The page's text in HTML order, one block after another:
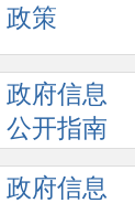
政策
政府信息
公开指南
政府信息